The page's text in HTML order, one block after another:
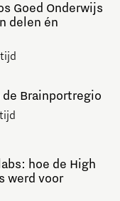
Goed Onderwijs
delen én
Brainportregio
hoe de High
werd voor